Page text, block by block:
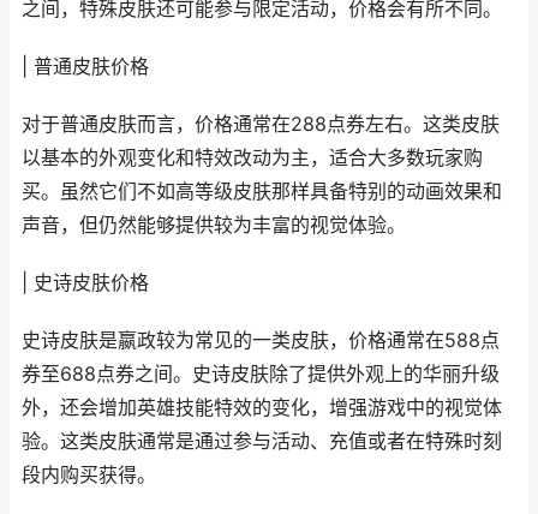
之间，特殊皮肤还可能参与限定活动，价格会有所不同。
| 普通皮肤价格
对于普通皮肤而言，价格通常在288点券左右。这类皮肤
以基本的外观变化和特效改动为主，适合大多数玩家购
买。虽然它们不如高等级皮肤那样具备特别的动画效果和
声音，但仍然能够提供较为丰富的视觉体验。
| 史诗皮肤价格
史诗皮肤是嬴政较为常见的一类皮肤，价格通常在588点
券至688点券之间。史诗皮肤除了提供外观上的华丽升级
外，还会增加英雄技能特效的变化，增强游戏中的视觉体
验。这类皮肤通常是通过参与活动、充值或者在特殊时刻
段内购买获得。